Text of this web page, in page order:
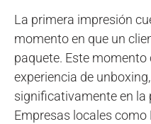
La primera impresión
momento en que un
paquete. Este
experiencia de
significativamente en la
Empresas locales como